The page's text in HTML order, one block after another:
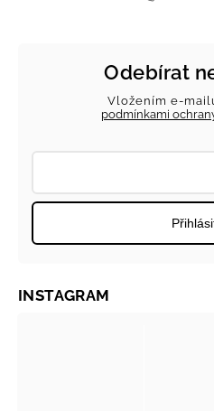
Odebírat
Vložením e-
podmínkami
INSTAGRAM